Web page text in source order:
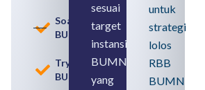
Soal
BUMN
Tryout
BUMN
sesuai
target
instansi
BUMN
yang
untuk
strategi
lolos
RBB
BUMN